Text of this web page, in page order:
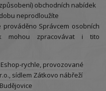
obchodních nabídek
neprodloužíte
Správcem osobních
mohou zpracovávat i tito
rychle, provozované
sídlem Zátkovo nábřeží